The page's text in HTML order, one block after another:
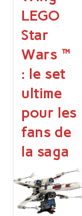
Et
Nostalgie
LEGO
Star
Wars™
: le set
ultime
pour les
fans de
la saga